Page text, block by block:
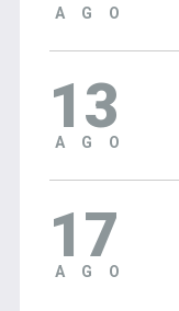
AGO
13
AGO
17
AGO